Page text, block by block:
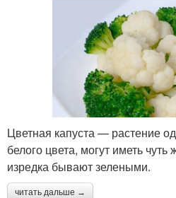
Цветная капуста — растение
белого цвета, могут иметь чуть
изредка бывают зелеными.
читать дальше →